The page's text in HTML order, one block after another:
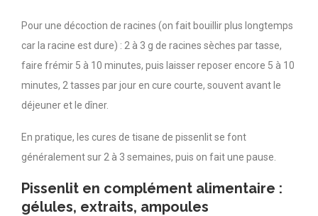
Pour une décoction de racines (on fait bouillir plus longtemps
car la racine est dure) : 2 à 3 g de racines sèches par tasse,
faire frémir 5 à 10 minutes, puis laisser reposer encore 5 à 10
minutes, 2 tasses par jour en cure courte, souvent avant le
déjeuner et le dîner.
En pratique, les cures de tisane de pissenlit se font
généralement sur 2 à 3 semaines, puis on fait une pause.
Pissenlit en complément alimentaire :
gélules, extraits, ampoules